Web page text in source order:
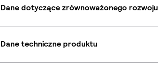
Dane dotyczące zrównoważonego rozwoju
Dane techniczne produktu